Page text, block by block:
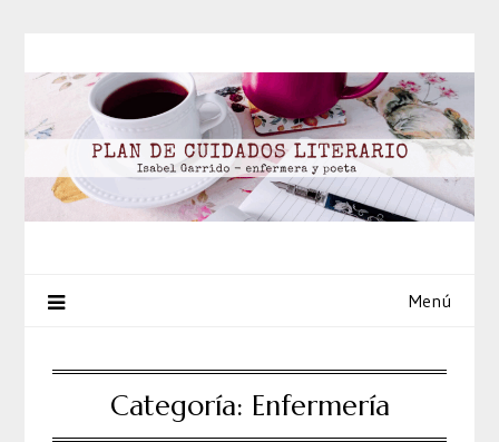
contenido
Menú
Categoría: Enfermería